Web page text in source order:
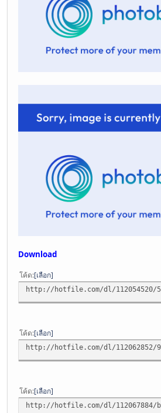
Download
โค้ด เลือก
http://hotfile.com/dl/112054520/
โค้ด เลือก
http://hotfile.com/dl/112062852/
โค้ด เลือก
http://hotfile.com/dl/112067884/